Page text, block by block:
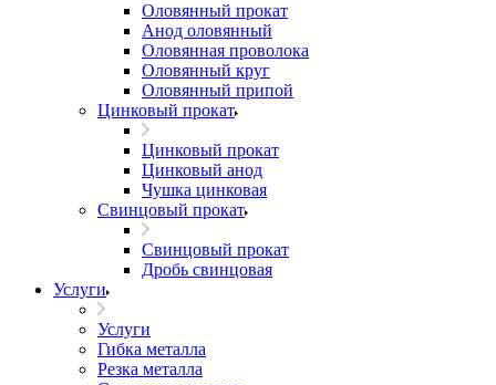
Оловянный прокат
Анод оловянный
Оловянная проволока
Оловянный круг
Оловянный припой
Цинковый прокат
Цинковый прокат
Цинковый анод
Чушка цинковая
Свинцовый прокат
Свинцовый прокат
Дробь свинцовая
Услуги
Услуги
Гибка металла
Резка металла